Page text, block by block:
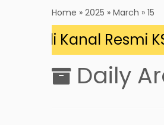
Home » 2025 » March » 15
di Kanal Resmi
Daily